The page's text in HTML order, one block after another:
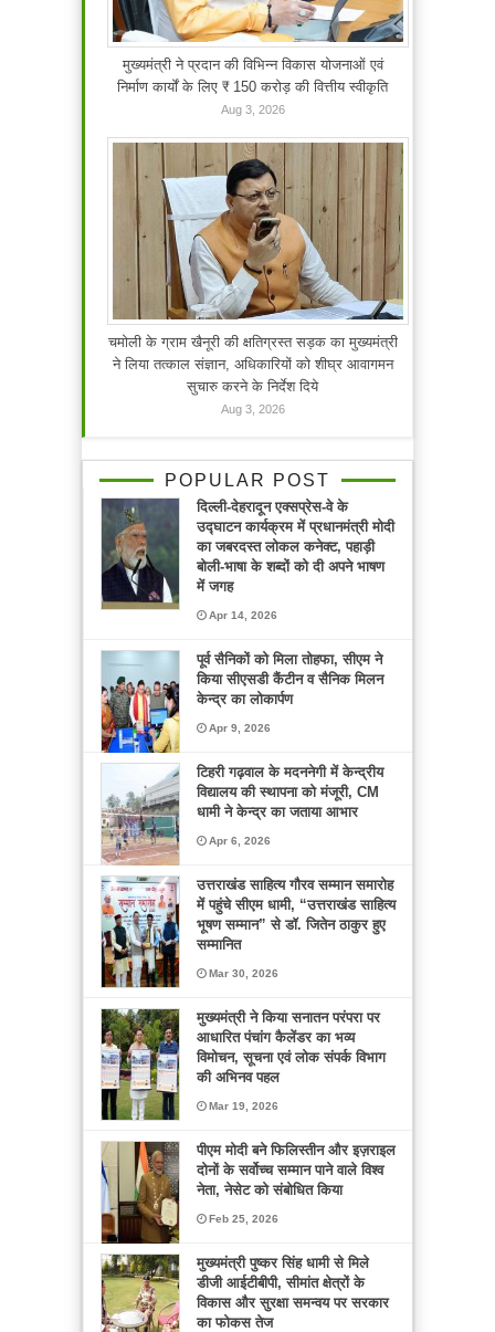
मुख्यमंत्री ने प्रदान की विभिन्न विकास योजनाओं एवं
निर्माण कार्यों के लिए ₹ 150 करोड़ की वित्तीय स्वीकृति
Aug 3, 2026
चमोली के ग्राम खैनूरी की क्षतिग्रस्त सड़क का मुख्यमंत्री
ने लिया तत्काल संज्ञान, अधिकारियों को शीघ्र आवागमन
सुचारु करने के निर्देश दिये
Aug 3, 2026
POPULAR POST
दिल्ली-देहरादून एक्सप्रेस-वे के
उद्घाटन कार्यक्रम में प्रधानमंत्री मोदी
का जबरदस्त लोकल कनेक्ट, पहाड़ी
बोली-भाषा के शब्दों को दी अपने भाषण
में जगह
Apr 14, 2026
पूर्व सैनिकों को मिला तोहफा, सीएम ने
किया सीएसडी कैंटीन व सैनिक मिलन
केन्द्र का लोकार्पण
Apr 9, 2026
टिहरी गढ़वाल के मदननेगी में केन्द्रीय
विद्यालय की स्थापना को मंजूरी, CM
धामी ने केन्द्र का जताया आभार
Apr 6, 2026
उत्तराखंड साहित्य गौरव सम्मान समारोह
में पहुंचे सीएम धामी, “उत्तराखंड साहित्य
भूषण सम्मान” से डॉ. जितेन ठाकुर हुए
सम्मानित
Mar 30, 2026
मुख्यमंत्री ने किया सनातन परंपरा पर
आधारित पंचांग कैलेंडर का भव्य
विमोचन, सूचना एवं लोक संपर्क विभाग
की अभिनव पहल
Mar 19, 2026
पीएम मोदी बने फिलिस्तीन और इज़राइल
दोनों के सर्वोच्च सम्मान पाने वाले विश्व
नेता, नेसेट को संबोधित किया
Feb 25, 2026
मुख्यमंत्री पुष्कर सिंह धामी से मिले
डीजी आईटीबीपी, सीमांत क्षेत्रों के
विकास और सुरक्षा समन्वय पर सरकार
का फोकस तेज